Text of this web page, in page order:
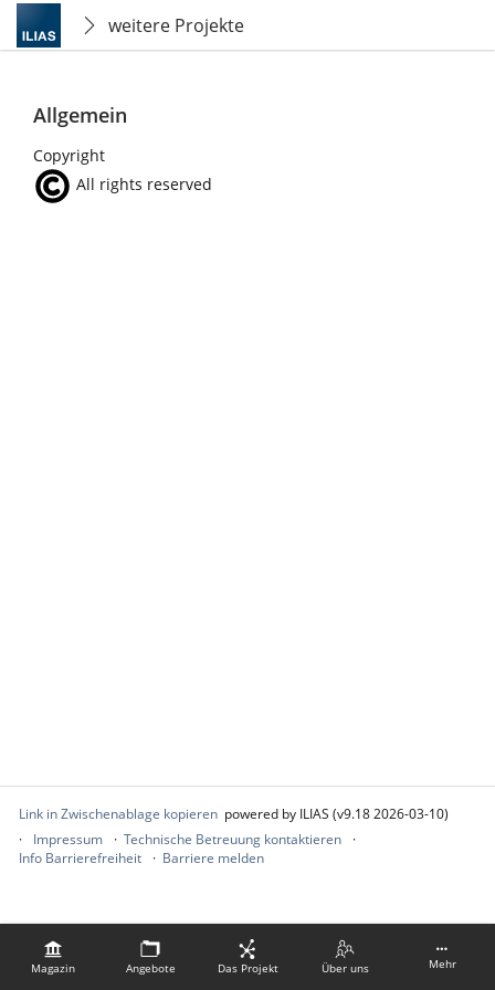
weitere Projekte
Magazin Angebote Das Projekt Über uns Mehr
Allgemein
Copyright
All rights reserved
Link in Zwischenablage kopieren powered by ILIAS (v9.18 2026-03-10)
Impressum
Technische Betreuung kontaktieren
Info Barrierefreiheit
Barriere melden